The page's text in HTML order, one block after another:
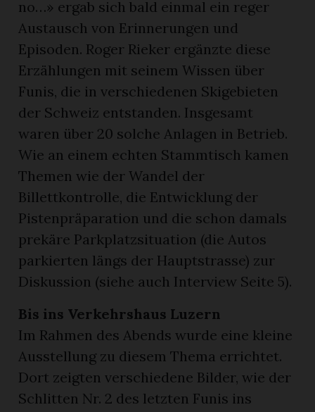
no…» ergab sich bald einmal ein reger
Austausch von Erinnerungen und
Episoden. Roger Rieker ergänzte diese
Erzählungen mit seinem Wissen über
Funis, die in verschiedenen Skigebieten
der Schweiz entstanden. Insgesamt
waren über 20 solche Anlagen in Betrieb.
Wie an einem echten Stammtisch kamen
Themen wie der Wandel der
Billettkontrolle, die Entwicklung der
Pistenpräparation und die schon damals
prekäre Parkplatzsituation (die Autos
parkierten längs der Hauptstrasse) zur
Diskussion (siehe auch Interview Seite 5).
Bis ins Verkehrshaus Luzern
Im Rahmen des Abends wurde eine kleine
Ausstellung zu diesem Thema errichtet.
Dort zeigten verschiedene Bilder, wie der
Schlitten Nr. 2 des letzten Funis ins